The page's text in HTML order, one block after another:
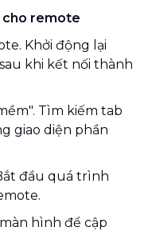
cho remote
Khởi động lại
khi kết nối thành
Tìm kiếm tab
giao diện phần
đầu quá trình
hình để cập